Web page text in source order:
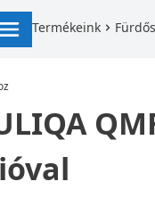
Termékeink